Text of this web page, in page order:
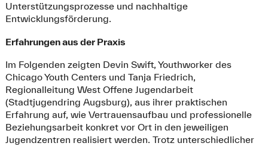
Unterstützungsprozesse und nachhaltige
Entwicklungsförderung.
Erfahrungen aus der Praxis
Im Folgenden zeigten Devin Swift, Youthworker des
Chicago Youth Centers und Tanja Friedrich,
Regionalleitung West Offene Jugendarbeit
(Stadtjugendring Augsburg), aus ihrer praktischen
Erfahrung auf, wie Vertrauensaufbau und professionelle
Beziehungsarbeit konkret vor Ort in den jeweiligen
Jugendzentren realisiert werden. Trotz unterschiedlicher